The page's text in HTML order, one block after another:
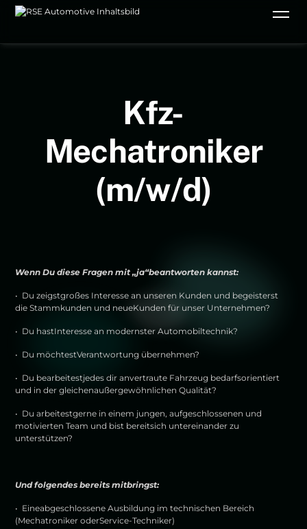
Kfz-
Mechatroniker
(m/w/d)
Wenn Du diese Fragen mit „ja“beantworten kannst:
• Du zeigstgroßes Interesse an unseren Kunden und begeisterst
die Stammkunden und neueKunden für unser Unternehmen?
• Du hastInteresse an modernster Automobiltechnik?
• Du möchtestVerantwortung übernehmen?
• Du bearbeitestjedes dir anvertraute Fahrzeug bedarfsorientiert
und in der gleichenaußergewöhnlichen Qualität?
• Du arbeitestgerne in einem jungen, aufgeschlossenen und
motivierten Team und bist bereitsich untereinander zu
unterstützen?
Und folgendes bereits mitbringst:
• Eineabgeschlossene Ausbildung im technischen Bereich
(Mechatroniker oderService-Techniker)